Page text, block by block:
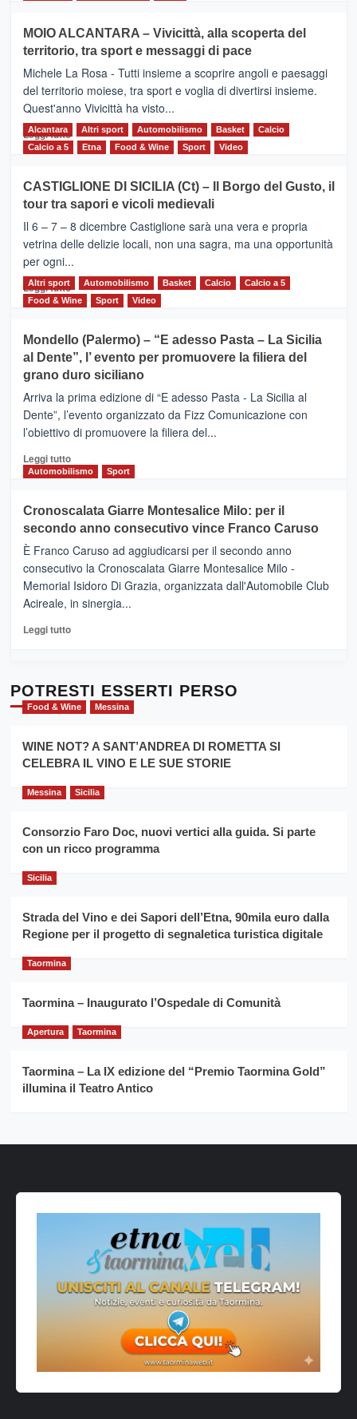
Torna
la
Supermaratona
dell’Etna
MOIO ALCANTARA – Vivicittà, alla scoperta del
territorio, tra sport e messaggi di pace
Michele La Rosa - Tutti insieme a scoprire angoli e paesaggi
del territorio moiese, tra sport e voglia di divertirsi insieme.
Quest'anno Vivicittà ha visto...
Leggi tutto Leggi
MOIO
ALCANTARA
–
Vivicittà,
alla
scoperta
del
territorio,
e
messaggi
di
Alcantara Altri sport Automobilismo Basket
Calcio
Calcio a 5
Etna Food & Wine Sport Video
CASTIGLIONE DI SICILIA (Ct) – Il Borgo del Gusto, il
tour tra sapori e vicoli medievali
Il 6 – 7 – 8 dicembre Castiglione sarà una vera e propria
vetrina delle delizie locali, non una sagra, ma una opportunità
per ogni...
Leggi tuttoLeggi
di
CASTIGLIONE
DI
SICILIA
(Ct)
–
Il
Borgo
Gusto,
il
tra
sapori
vicoli
medievali
Altri sport Automobilismo Basket Calcio
Calcio a 5
Food & Wine
Sport Video
Mondello (Palermo) – “E adesso Pasta – La Sicilia
al Dente”, l’ evento per promuovere la filiera del
grano duro siciliano
Arriva la prima edizione di “E adesso Pasta - La Sicilia al
Dente”, l’evento organizzato da Fizz Comunicazione con
l’obiettivo di promuovere la filiera del...
Leggi tuttoLeggi
di
Mondello
(Palermo)
–
“E
adesso
Pasta
–
Sicilia
l’
evento
per
la
filiera
grano
Automobilismo Sport
Cronoscalata Giarre Montesalice Milo: per il
secondo anno consecutivo vince Franco Caruso
È Franco Caruso ad aggiudicarsi per il secondo anno
consecutivo la Cronoscalata Giarre Montesalice Milo -
Memorial Isidoro Di Grazia, organizzata dall'Automobile Club
Acireale, in sinergia...
Leggi tuttoLeggi
Cronoscalata
Giarre
Montesalice
per
il
anno
Franco
Caruso
POTRESTI ESSERTI PERSO
Food & Wine Messina
WINE NOT? A SANT’ANDREA DI ROMETTA SI
CELEBRA IL VINO E LE SUE STORIE
Messina Sicilia
Consorzio Faro Doc, nuovi vertici alla guida. Si parte
con un ricco programma
Sicilia
Strada del Vino e dei Sapori dell’Etna, 90mila euro dalla
Regione per il progetto di segnaletica turistica digitale
Taormina
Taormina – Inaugurato l’Ospedale di Comunità
Apertura Taormina
Taormina – La IX edizione del “Premio Taormina Gold”
illumina il Teatro Antico